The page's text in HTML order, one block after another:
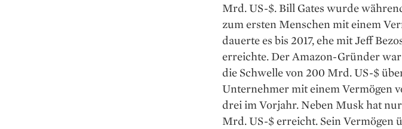
Mrd. US-$. Bill Gates wurde
zum ersten Menschen mit einem
dauerte es bis 2017, ehe mit Jeff
erreichte. Der Amazon-Gründer
die Schwelle von 200 Mrd. US-$
Unternehmer mit einem Vermögen
drei im Vorjahr. Neben Musk hat
Mrd. US-$ erreicht. Sein Vermögen